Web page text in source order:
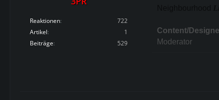
Reaktionen
722
Artikel
1
Beiträge
529
Content/
Moderator